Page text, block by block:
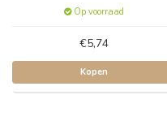
Op voorraad
€5,74
Kopen